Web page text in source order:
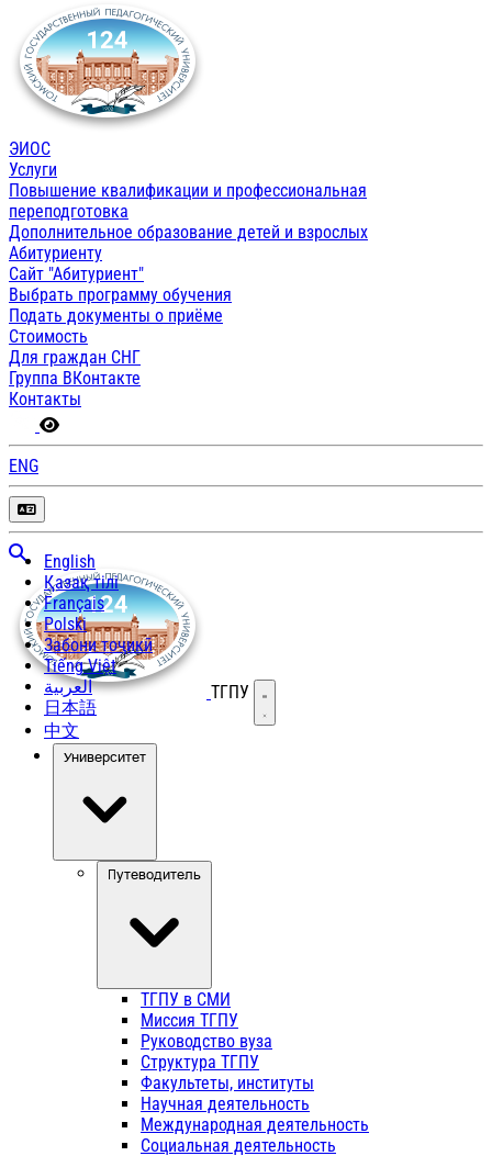
ЭИОС
Услуги
Повышение квалификации и профессиональная
переподготовка
Дополнительное образование детей и взрослых
Абитуриенту
Сайт "Абитуриент"
Выбрать программу обучения
Подать документы о приёме
Стоимость
Для граждан СНГ
Группа ВКонтакте
Контакты
ENG
English
Қазақ тілі
Français
Polski
Забони тоҷикӣ
Tiếng Việt
العربية
日本語
中文
ТГПУ Открыть меню
Университет
Путеводитель
ТГПУ в СМИ
Миссия ТГПУ
Руководство вуза
Структура ТГПУ
Факультеты, институты
Научная деятельность
Международная деятельность
Социальная деятельность